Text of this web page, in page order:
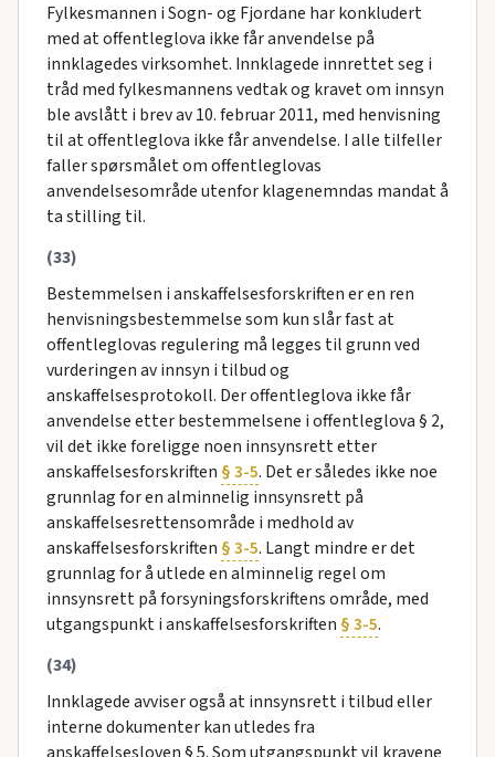
Fylkesmannen i Sogn- og Fjordane har konkludert
med at offentleglova ikke får anvendelse på
innklagedes virksomhet. Innklagede innrettet seg i
tråd med fylkesmannens vedtak og kravet om innsyn
ble avslått i brev av 10. februar 2011, med henvisning
til at offentleglova ikke får anvendelse. I alle tilfeller
faller spørsmålet om offentleglovas
anvendelsesområde utenfor klagenemndas mandat å
ta stilling til.
(33)
Bestemmelsen i anskaffelsesforskriften er en ren
henvisningsbestemmelse som kun slår fast at
offentleglovas regulering må legges til grunn ved
vurderingen av innsyn i tilbud og
anskaffelsesprotokoll. Der offentleglova ikke får
anvendelse etter bestemmelsene i offentleglova § 2,
vil det ikke foreligge noen innsynsrett etter
anskaffelsesforskriften § 3-5. Det er således ikke noe
grunnlag for en alminnelig innsynsrett på
anskaffelsesrettensområde i medhold av
anskaffelsesforskriften § 3-5. Langt mindre er det
grunnlag for å utlede en alminnelig regel om
innsynsrett på forsyningsforskriftens område, med
utgangspunkt i anskaffelsesforskriften § 3-5.
(34)
Innklagede avviser også at innsynsrett i tilbud eller
interne dokumenter kan utledes fra